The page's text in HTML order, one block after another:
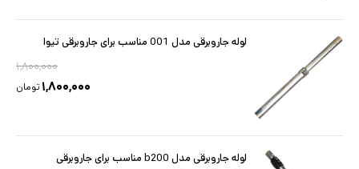
لوله جاروبرقی مدل 001 مناسب برای جاروبرقی تیوا
۱,۸۰۰,۰۰۰
۱,۸۰۰,۰۰۰ تومان
لوله جاروبرقی مدل b200 مناسب برای جاروبرقی